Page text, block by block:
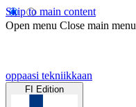
Skip to main content
Open menu Close main menu
oppaasi tekniikkaan
FI Edition